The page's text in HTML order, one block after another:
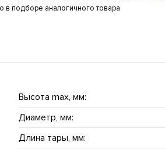
в подборе аналогичного товара
Высота max, мм:
Диаметр, мм:
Длина тары, мм: